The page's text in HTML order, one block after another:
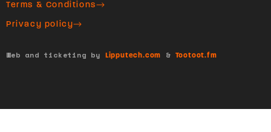
Terms & Conditions
Privacy policy
Web and ticketing by Lipputech.com & Tootoot.fm